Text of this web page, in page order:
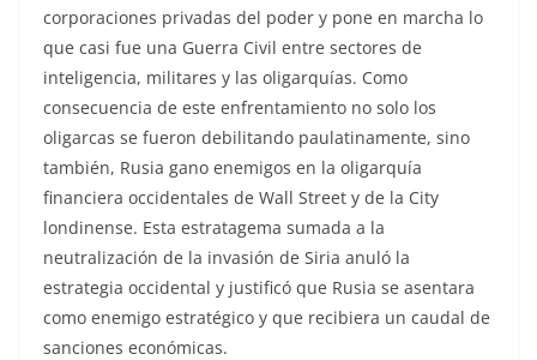
corporaciones privadas del poder y pone en marcha lo
que casi fue una Guerra Civil entre sectores de
inteligencia, militares y las oligarquías. Como
consecuencia de este enfrentamiento no solo los
oligarcas se fueron debilitando paulatinamente, sino
también, Rusia gano enemigos en la oligarquía
financiera occidentales de Wall Street y de la City
londinense. Esta estratagema sumada a la
neutralización de la invasión de Siria anuló la
estrategia occidental y justificó que Rusia se asentara
como enemigo estratégico y que recibiera un caudal de
sanciones económicas.